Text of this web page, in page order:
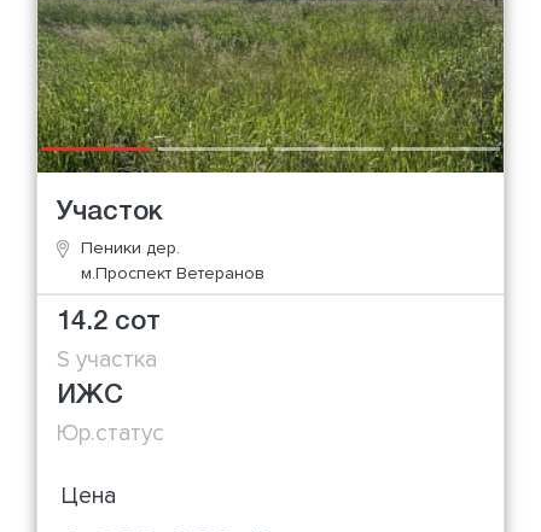
Участок
Пеники дер.
м.Проспект Ветеранов
14.2 сот
S участка
ИЖС
Юр.статус
Цена